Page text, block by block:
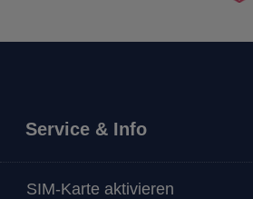
Service & Info
SIM-Karte aktivieren